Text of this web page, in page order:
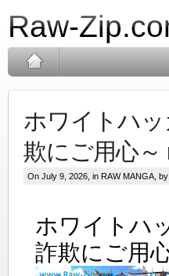
Raw-
ホワイトハ
欺にご用心～
On July 9, 2026, in RAW MANGA ,
ホワイトハ
詐欺にご用